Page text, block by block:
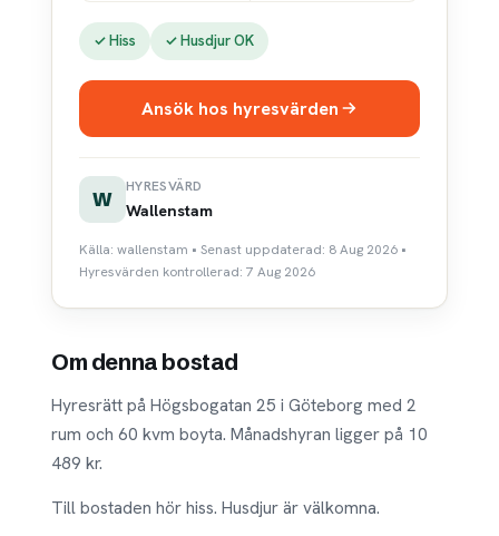
✓ Hiss ✓ Husdjur OK
Ansök hos hyresvärden
W
HYRESVÄRD
Wallenstam
Källa: wallenstam • Senast uppdaterad: 8 Aug 2026 •
Hyresvärden kontrollerad: 7 Aug 2026
Om denna bostad
Hyresrätt på Högsbogatan 25 i Göteborg med 2
rum och 60 kvm boyta. Månadshyran ligger på 10
489 kr.
Till bostaden hör hiss. Husdjur är välkomna.